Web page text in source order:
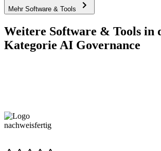
Mehr Software & Tools
Weitere Software & Tools in
Kategorie AI Governance
nachweisfertig